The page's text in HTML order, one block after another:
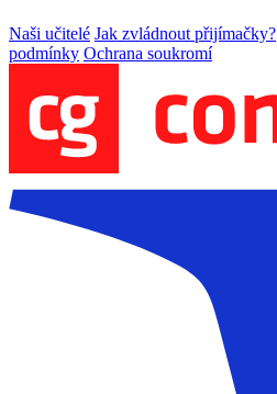
Naši učitelé Jak zvládnout přijímačky?
podmínky Ochrana soukromí